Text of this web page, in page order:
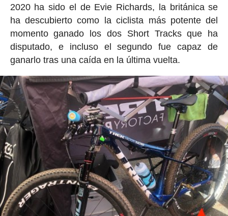
2020 ha sido el de Evie Richards, la británica se
ha descubierto como la ciclista más potente del
momento ganado los dos Short Tracks que ha
disputado, e incluso el segundo fue capaz de
ganarlo tras una caída en la última vuelta.